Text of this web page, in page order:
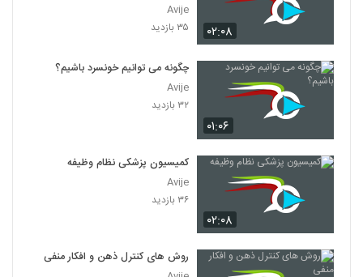
۰۲:۰۸
Avije
۳۵ بازدید
۰۱:۰۶
چگونه می توانیم خونسرد باشیم؟
Avije
۳۲ بازدید
۰۲:۰۸
کمیسیون پزشکی نظام وظیفه
Avije
۳۶ بازدید
روش های کنترل ذهن و افکار منفی